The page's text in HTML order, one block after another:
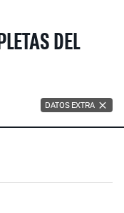
DEL
DATOS EXTRA